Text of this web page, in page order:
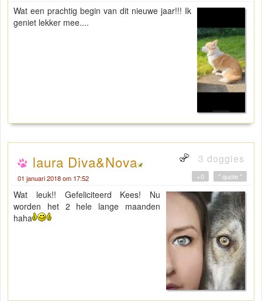
Wat een prachtig begin van dit nieuwe jaar!!! Ik
geniet lekker mee....
laura Diva&Nova 3 doggies
01 januari 2018 om 17:52 " quote "
+0
Wat leuk!! Gefeliciteerd Kees! Nu
worden het 2 hele lange maanden
haha